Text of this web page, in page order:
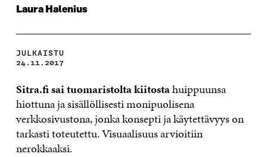
Laura Halenius
JULKAISTU
24.11.2017
Sitra.fi saituomaristolta kiitostahuippuunsa
hiottuna ja sisällöllisesti monipuolisena
verkkosivustona, jonka konsepti ja käytettävyys on
tarkasti toteutettu. Visuaalisuus arvioitiin
nerokkaaksi.